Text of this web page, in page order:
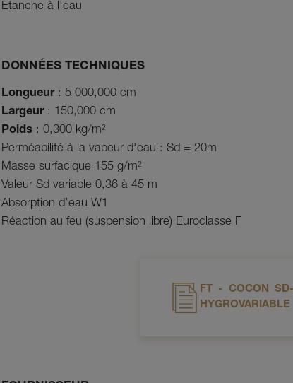
Étanche à l'eau
DONNÉES TECHNIQUES
Longueur: 5 000,000 cm
Largeur: 150,000 cm
Poids : 0,300 kg/m²
Perméabilité à la vapeur d'eau : Sd = 20m
Masse surfacique 155 g/m²
Valeur Sd variable 0,36 à 45 m
Absorption d’eau W1
Réaction au feu (suspension libre) Euroclasse F
FT - COCON SD-
HYGROVARIABLE